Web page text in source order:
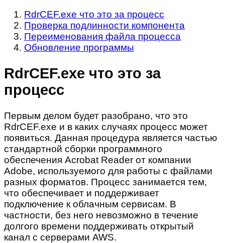
RdrCEF.exe что это за процесс
Проверка подлинности компонента
Переименования файла процесса
Обновление программы
RdrCEF.exe что это за
процесс
Первым делом будет разобрано, что это
RdrCEF.exe и в каких случаях процесс может
появиться. Данная процедура является частью
стандартной сборки программного
обеспечения Acrobat Reader от компании
Adobe, используемого для работы с файлами
разных форматов. Процесс занимается тем,
что обеспечивает и поддерживает
подключение к облачным сервисам. В
частности, без него невозможно в течение
долгого времени поддерживать открытый
канал с серверами AWS.